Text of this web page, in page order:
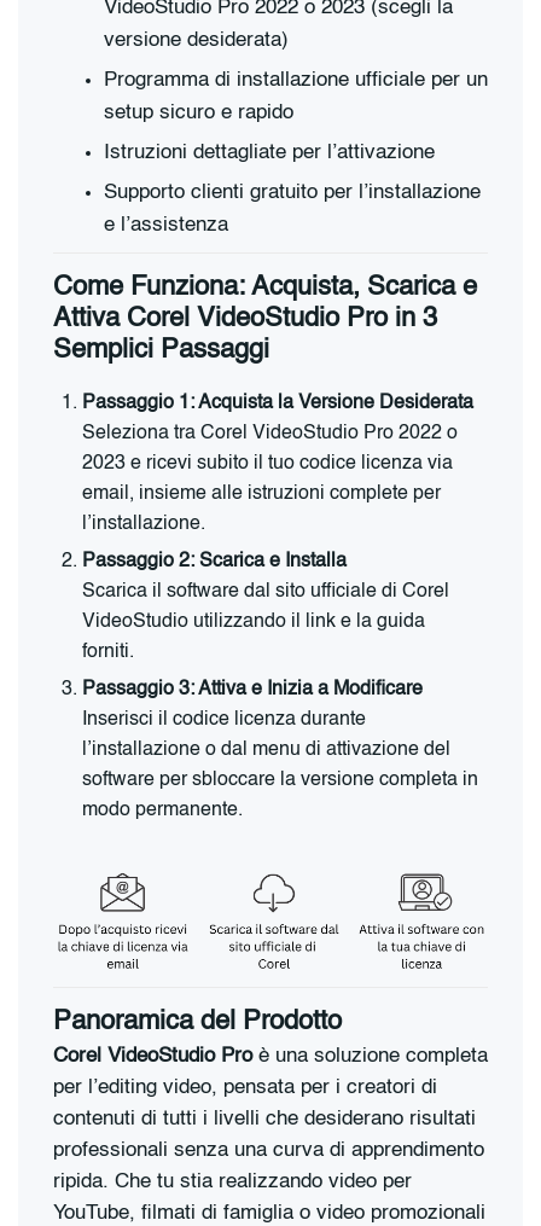
VideoStudio Pro 2022 o 2023 (scegli la
versione desiderata)
Programma di installazione ufficiale per un
setup sicuro e rapido
Istruzioni dettagliate per l’attivazione
Supporto clienti gratuito per l’installazione
e l’assistenza
Come Funziona: Acquista, Scarica e
Attiva Corel VideoStudio Pro in 3
Semplici Passaggi
Passaggio 1: Acquista la Versione Desiderata
Seleziona tra Corel VideoStudio Pro 2022 o
2023 e ricevi subito il tuo codice licenza via
email, insieme alle istruzioni complete per
l’installazione.
Passaggio 2: Scarica e Installa
Scarica il software dal sito ufficiale di Corel
VideoStudio utilizzando il link e la guida
forniti.
Passaggio 3: Attiva e Inizia a Modificare
Inserisci il codice licenza durante
l’installazione o dal menu di attivazione del
software per sbloccare la versione completa in
modo permanente.
Panoramica del Prodotto
Corel VideoStudio Proè una soluzione completa
per l’editing video, pensata per i creatori di
contenuti di tutti i livelli che desiderano risultati
professionali senza una curva di apprendimento
ripida. Che tu stia realizzando video per
YouTube, filmati di famiglia o video promozionali